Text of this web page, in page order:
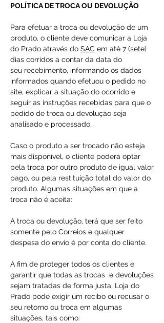
POLÍTICA DE TROCA OU DEVOLUÇÃO
Para efetuar a troca ou devolução de um
produto, o cliente deve comunicar a Loja
do Prado através do SAC em até 7 (sete)
dias corridos a contar da data do
seu recebimento, informando os dados
informados quando efetuou o pedido no
site, explicar a situação do ocorrido e
seguir as instruções recebidas para que o
pedido de troca ou devolução seja
analisado e processado.
Caso o produto a ser trocado não esteja
mais disponível, o cliente poderá optar
pela troca por outro produto de igual valor
pago, ou pela restituição total do valor do
produto. Algumas situações em que a
troca não é aceita:
A troca ou devolução, terá que ser feito
somente pelo Correios e qualquer
despesa do envio é por conta do cliente.
A fim de proteger todos os clientes e
garantir que todas as trocas e devoluções
sejam tratadas de forma justa, Loja do
Prado pode exigir um recibo ou recusar o
seu retorno ou troca em algumas
situações, tais como: